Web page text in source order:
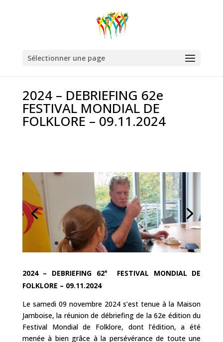
Sélectionner une page
2024 – DEBRIEFING 62e
FESTIVAL MONDIAL DE
FOLKLORE – 09.11.2024
2024 – DEBRIEFING 62e
FESTIVAL MONDIAL DE
FOLKLORE – 09.11.2024
Le samedi 09 novembre 2024 s’est tenue à la Maison
Jamboise, la réunion de débriefing de la 62e édition du
Festival Mondial de Folklore, dont l’édition, a été
menée à bien grâce à la persévérance de toute une